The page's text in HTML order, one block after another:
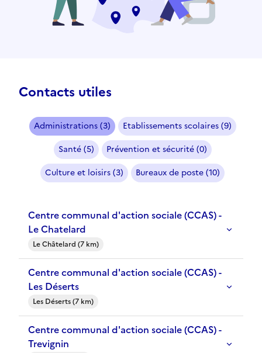
Contacts utiles
Administrations (3)
Etablissements scolaires (9)
Santé (5)
Prévention et sécurité (0)
Culture et loisirs (3)
Bureaux de poste (10)
Centre communal d'action sociale (CCAS) -
Le Chatelard
Le Châtelard (7 km)
Centre communal d'action sociale (CCAS) -
Les Déserts
Les Déserts (7 km)
Centre communal d'action sociale (CCAS) -
Trevignin